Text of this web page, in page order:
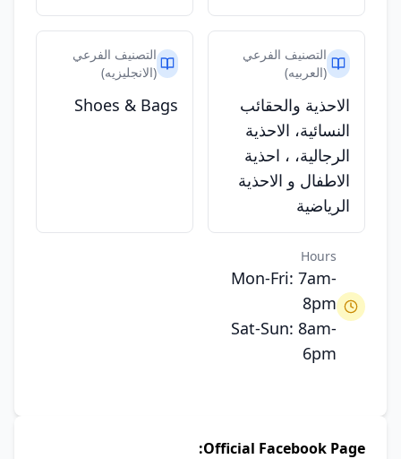
التصنيف الفرعي
(العربيه)
الاحذية والحقائب
النسائية، الاحذية
الرجالية، ، احذية
الاطفال و الاحذية
الرياضية
التصنيف الفرعي
(الانجليزيه)
Shoes & Bags
Hours
Mon-Fri: 7am-
8pm
Sat-Sun: 8am-
6pm
Official Facebook Page: